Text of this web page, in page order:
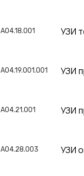
A04.18.001 УЗИ
A04.19.001.001 УЗИ
A04.21.001 УЗИ
A04.28.003 УЗИ